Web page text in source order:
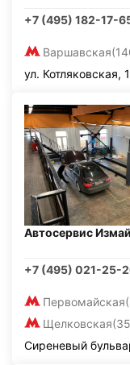
+7 (495) 182-17-
Варшавская
ул. Котляковская,
Автосервис
+7 (495) 021-25-
Первомайская
Щелковская
Сиреневый